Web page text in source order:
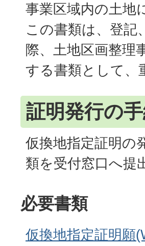
事業区域内の土地
この書類は、登記
際、土地区画整理
する書類として、
証明発行の
仮換地指定証明の
類を受付窓口へ提
必要書類
仮換地指定証明願